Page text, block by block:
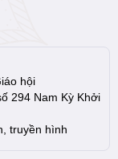
hội
294 Nam Kỳ Khởi
truyền hình